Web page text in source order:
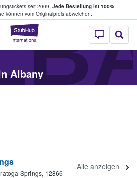
seit 2009. Jede Bestellung ist 100%
können vom Originalpreis abweichen.
StubHub - Wo
& verkaufen
Albany
Springs, 12866
Alle anzeigen